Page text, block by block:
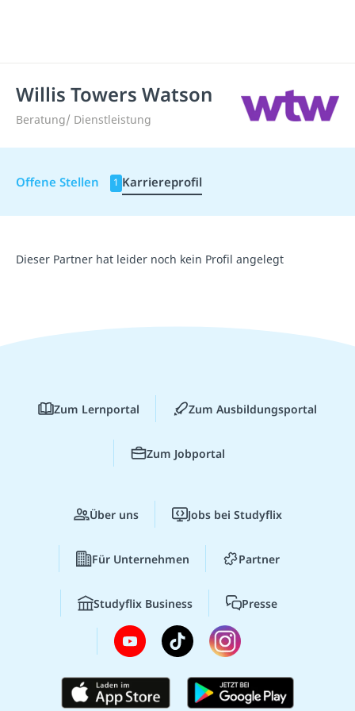
Willis Towers Watson
Beratung/ Dienstleistung
Offene Stellen 1 Karriereprofil
Dieser Partner hat leider noch kein Profil angelegt
Zum Lernportal Zum Ausbildungsportal
Zum Jobportal
Über uns Jobs bei Studyflix
Für Unternehmen Partner
Studyflix Business Presse